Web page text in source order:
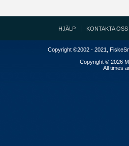
HJÄLP KONTAKTA OSS
Copyright ©2002 - 2021,
Copyright © 2026
All times